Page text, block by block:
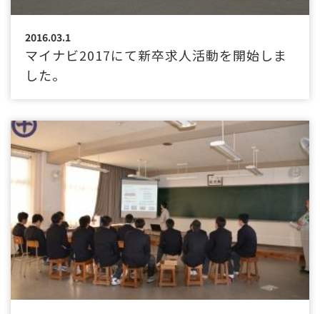
2016.03.1
マイナビ2017にて新卒求人活動を開始しま
した。